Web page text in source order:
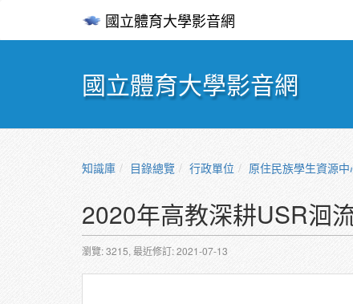
國立體育大學影音網
國立體育大學影音網
知識庫 目錄總覽 行政單位 原住民族學生資源中
2020年高教深耕USR洄
瀏覽: 3215, 最近修訂: 2021-07-13